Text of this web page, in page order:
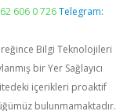
606 0 726 Telegram:
Bilgi Teknolojileri
bir Yer Sağlayıcı
içerikleri proaktif
bulunmamaktadır.